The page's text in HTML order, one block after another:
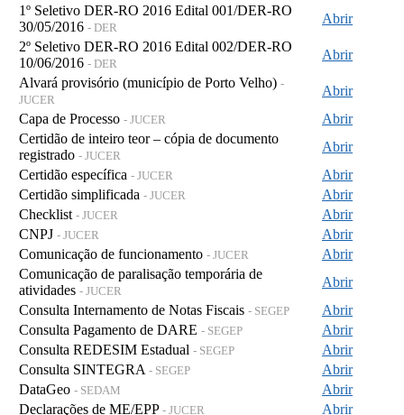
1º Seletivo DER-RO 2016 Edital 001/DER-RO
30/05/2016 - DER
Abrir
2º Seletivo DER-RO 2016 Edital 002/DER-RO
10/06/2016 - DER
Abrir
Alvará provisório (município de Porto Velho) -
JUCER
Abrir
Capa de Processo - JUCER
Abrir
Certidão de inteiro teor – cópia de documento
registrado - JUCER
Abrir
Certidão específica - JUCER
Abrir
Certidão simplificada - JUCER
Abrir
Checklist - JUCER
Abrir
CNPJ - JUCER
Abrir
Comunicação de funcionamento - JUCER
Abrir
Comunicação de paralisação temporária de
atividades - JUCER
Abrir
Consulta Internamento de Notas Fiscais - SEGEP
Abrir
Consulta Pagamento de DARE - SEGEP
Abrir
Consulta REDESIM Estadual - SEGEP
Abrir
Consulta SINTEGRA - SEGEP
Abrir
DataGeo - SEDAM
Abrir
Declarações de ME/EPP - JUCER Abrir